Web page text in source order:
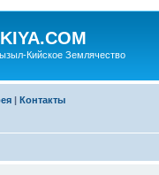
Кийское Землячество
| Контакты